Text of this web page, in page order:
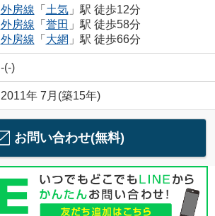
外房線 「 土気」駅 徒歩12分
外房線 「 誉田 」駅 徒歩58分
外房線 「 大網 」駅 徒歩66分
-(-)
2011年 7月(築15年)
お問い合わせ(無料)